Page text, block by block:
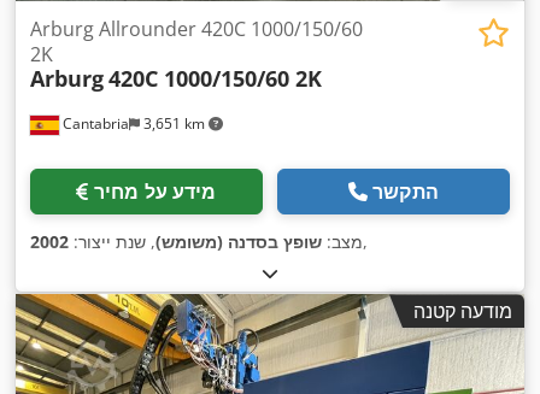
Cantabria 3,651 km
Arburg Allrounder 420C 1000/150/60
2K
Arburg420C 1000/150/60 2K
מידע על מחיר התקשר
מצב: שופץ בסדנה (משומש), שנת ייצור: 2002 ,
מודעה קטנה